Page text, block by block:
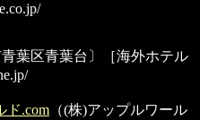
青葉区青葉台〕［海外ホテル
ド.com （(株)アップルワール